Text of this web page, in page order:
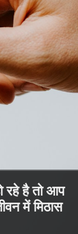
रहे है तो आप
में मिठास